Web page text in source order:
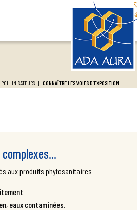
| CONNAÎTRE LES VOIES D’EXPOSITION
complexes…
aux produits phytosanitaires
eaux contaminées.